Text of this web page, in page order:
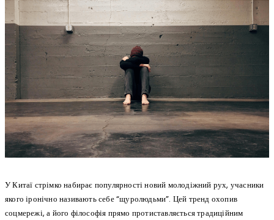
У Китаї стрімко набирає популярності новий молодіжний рух, учасники
якого іронічно називають себе “щуролюдьми”. Цей тренд охопив
соцмережі, а його філософія прямо протиставляється традиційним